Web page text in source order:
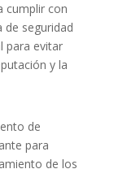
cumplir con
de seguridad
para evitar
y la
de
para
de los